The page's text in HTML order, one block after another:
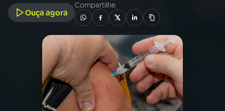
03PROGRAMAÇÃO
PROGRAMAS
PODCASTS
Ouça agora
Compartilhe